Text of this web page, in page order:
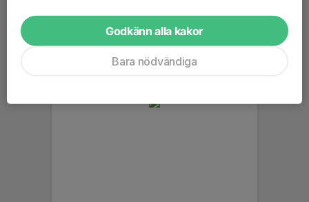
Godkänn alla kakor
Bara nödvändiga